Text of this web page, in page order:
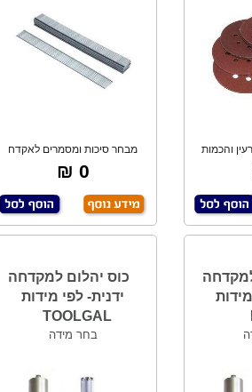
והכמות
מבחר סיכות ומסמרים לאקדח
סיכות. בחר במיד
0 ₪
כוס יהלום למקדחה
ידנית- לפי מידות
TOOLGAL
בחר מידה